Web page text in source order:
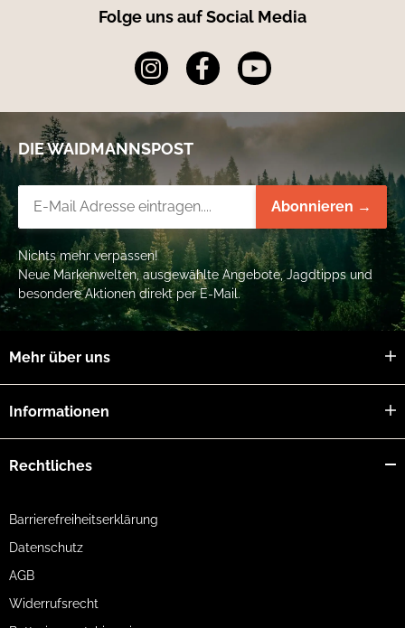
Folge uns auf Social Media
DIE WAIDMANNSPOST
Abonnieren →
Nichts mehr verpassen!
Neue Markenwelten, ausgewählte Angebote, Jagdtipps und
besondere Aktionen direkt per E-Mail.
Mehr über uns
Informationen
Rechtliches
Barrierefreiheitserklärung
Datenschutz
AGB
Widerrufsrecht